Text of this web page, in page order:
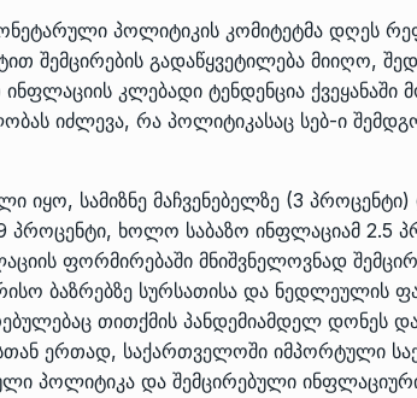
პოლიტიკის კომიტეტმა დღეს
შემცირების გადაწყვეტილება მიიღო,
კლებადი ტენდენცია ქვეყანაში
იძლევა, რა პოლიტიკასაც სებ-ი
სამიზნე მაჩვენებელზე (3
პროცენტი, ხოლო საბაზო ინფლაციამ 2.5
ფორმირებაში მნიშვნელოვნად
ბაზრებზე სურსათისა და ნედლეულის
თითქმის პანდემიამდელ დონეს
ერთად, საქართველოში იმპორტული
პოლიტიკა და შემცირებული
10/05/2022
რკინიგზის
დირექტორმა შუა
ზაქარია ფალიაშვილის
ოპერისა და
13/05/2022
13
14